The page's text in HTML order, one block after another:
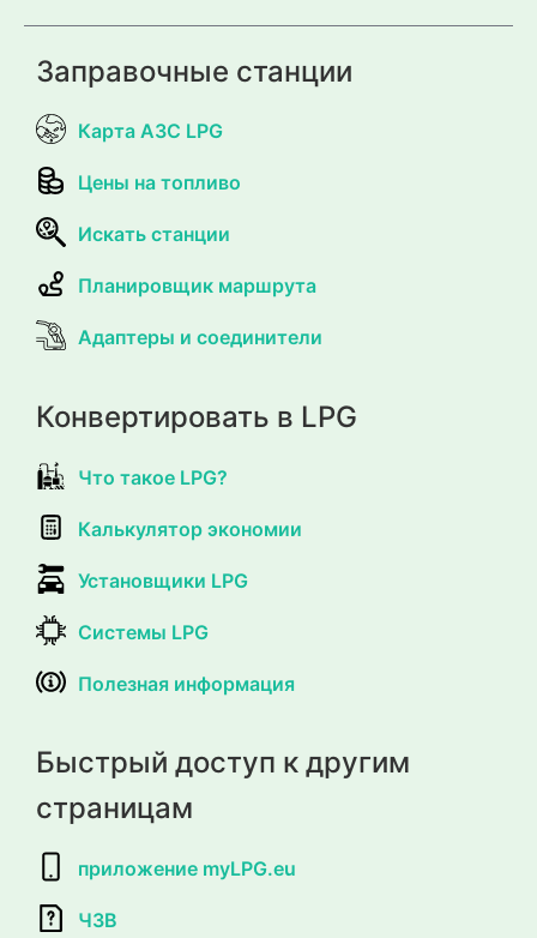
Заправочные станции
Карта АЗС LPG
Цены на топливо
Искать станции
Планировщик маршрута
Адаптеры и соединители
Конвертировать в LPG
Что такое LPG?
Калькулятор экономии
Установщики LPG
Системы LPG
Полезная информация
Быстрый доступ к другим
страницам
приложение myLPG.eu
ЧЗВ